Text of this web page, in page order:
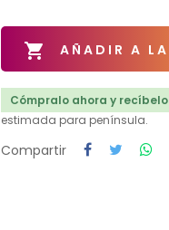
 AÑADIR A
Cómpralo ahora y
estimada para península.
Compartir